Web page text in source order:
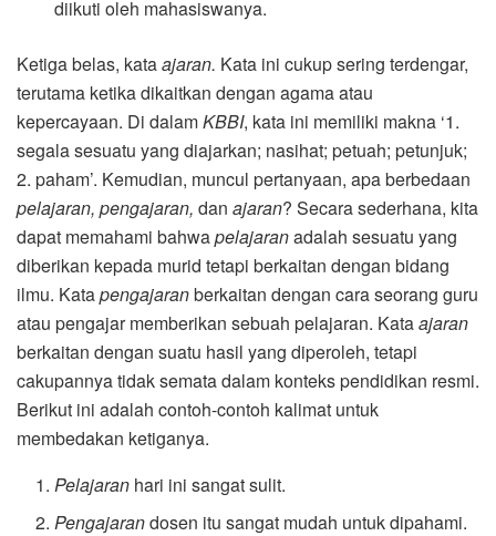
diikuti oleh mahasiswanya.
Ketiga belas, kataajaran. Kata ini cukup sering terdengar,
terutama ketika dikaitkan dengan agama atau
kepercayaan. Di dalamKBBI, kata ini memiliki makna ‘1.
segala sesuatu yang diajarkan; nasihat; petuah; petunjuk;
2. paham’. Kemudian, muncul pertanyaan, apa berbedaan
pelajaran, pengajaran, dan ajaran? Secara sederhana, kita
dapat memahami bahwapelajaranadalah sesuatu yang
diberikan kepada murid tetapi berkaitan dengan bidang
ilmu. Katapengajaranberkaitan dengan cara seorang guru
atau pengajar memberikan sebuah pelajaran. Kataajaran
berkaitan dengan suatu hasil yang diperoleh, tetapi
cakupannya tidak semata dalam konteks pendidikan resmi.
Berikut ini adalah contoh-contoh kalimat untuk
membedakan ketiganya.
Pelajaran hari ini sangat sulit.
Pengajarandosen itu sangat mudah untuk dipahami.